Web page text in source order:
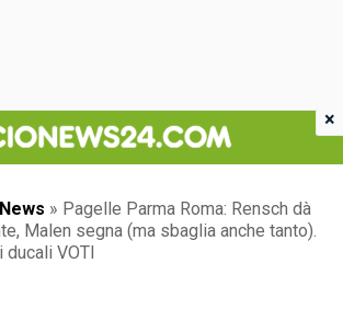
» Pagelle Parma Roma: Rensch dà
Malen segna (ma sbaglia anche tanto).
VOTI
×